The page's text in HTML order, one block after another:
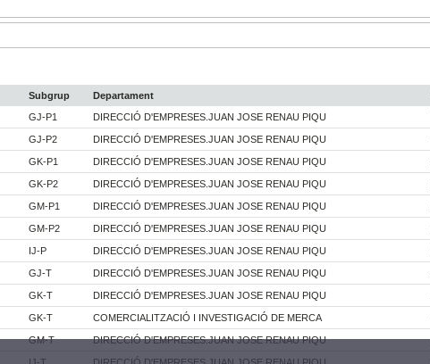
Subgrup Departament
GJ-P1 DIRECCIÓ D'EMPRESES.JUAN JOSE RENAU PIQU
GJ-P2 DIRECCIÓ D'EMPRESES.JUAN JOSE RENAU PIQU
GK-P1 DIRECCIÓ D'EMPRESES.JUAN JOSE RENAU PIQU
GK-P2 DIRECCIÓ D'EMPRESES.JUAN JOSE RENAU PIQU
GM-P1 DIRECCIÓ D'EMPRESES.JUAN JOSE RENAU PIQU
GM-P2 DIRECCIÓ D'EMPRESES.JUAN JOSE RENAU PIQU
IJ-P DIRECCIÓ D'EMPRESES.JUAN JOSE RENAU PIQU
GJ-T DIRECCIÓ D'EMPRESES.JUAN JOSE RENAU PIQU
GK-T DIRECCIÓ D'EMPRESES.JUAN JOSE RENAU PIQU
GK-T COMERCIALITZACIÓ I INVESTIGACIÓ DE MERCA
GM-T DIRECCIÓ D'EMPRESES.JUAN JOSE RENAU PIQU